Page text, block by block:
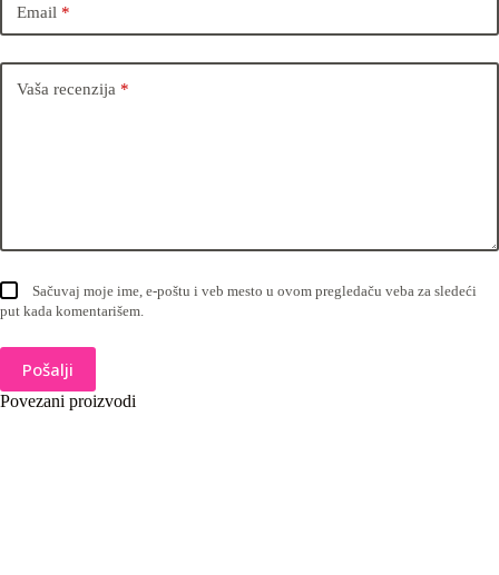
Email *
Vaša recenzija *
Sačuvaj moje ime, e-poštu i veb mesto u ovom pregledaču veba za sledeći
put kada komentarišem.
Pošalji
Povezani proizvodi